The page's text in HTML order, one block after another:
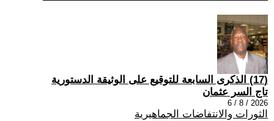
(17) الذكرى السابعة للتوقيع على الوثيقة الدستورية
تاج السر عثمان
2026 / 8 / 6
الثورات والانتفاضات الجماهيرية